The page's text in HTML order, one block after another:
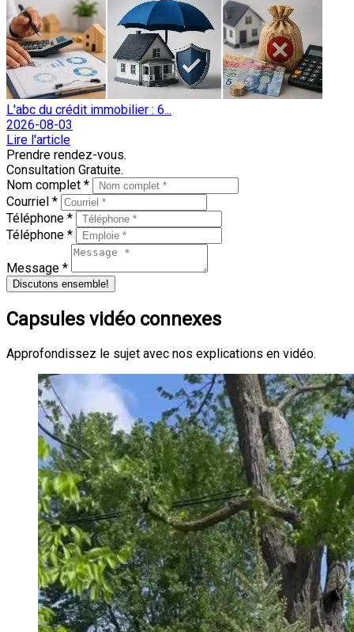
L'abc du crédit immobilier : 6...
2026-08-03
Lire l'article
Prendre rendez-vous.
Consultation Gratuite.
Nom complet *
Courriel *
Téléphone *
Téléphone *
Message *
Discutons ensemble!
Capsules vidéo connexes
Approfondissez le sujet avec nos explications en vidéo.